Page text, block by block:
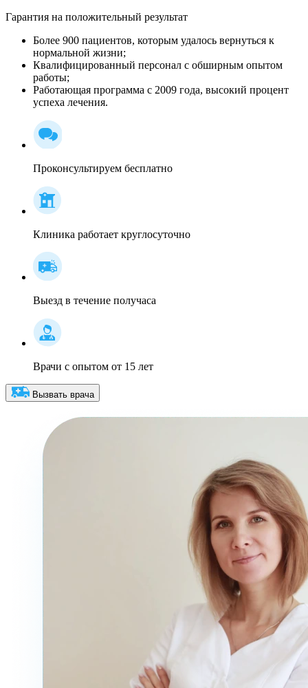
Гарантия на положительный результат
Более 900 пациентов, которым удалось вернуться к
нормальной жизни;
Квалифицированный персонал c обширным опытом
работы;
Работающая программа с 2009 года, высокий процент
успеха лечения.
Проконсультируем бесплатно
Клиника работает круглосуточно
Выезд в течение получаса
Врачи с опытом от 15 лет
Вызвать врача